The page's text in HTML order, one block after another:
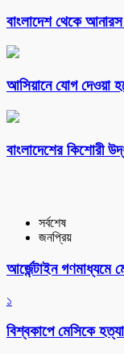
বাংলাদেশ থেকে আনারস
আসিয়ানে যোগ দেওয়া
বাংলাদেশের কিশোরী
সর্বশেষ
জনপ্রিয়
আর্জেন্টাইন গণমাধ্যমে
১
বিশ্বকাপে মেসিকে